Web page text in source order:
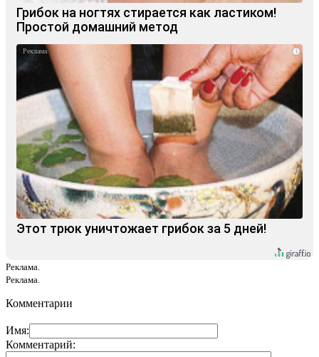
Грибок на ногтях стирается как ластиком!
Простой домашний метод
i
Этот трюк уничтожает грибок за 5 дней!
Реклама.
Реклама.
Комментарии
Имя:
Комментарий: